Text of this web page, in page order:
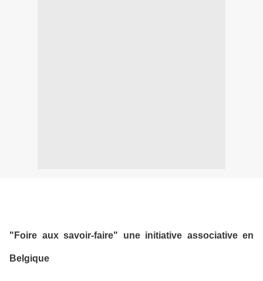
"Foire aux savoir-faire" une initiative associative en
Belgique